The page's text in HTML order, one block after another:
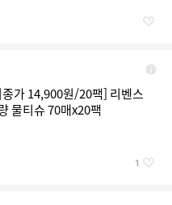
가 14,900원/20팩] 리벤스
물티슈 70매x20팩
1